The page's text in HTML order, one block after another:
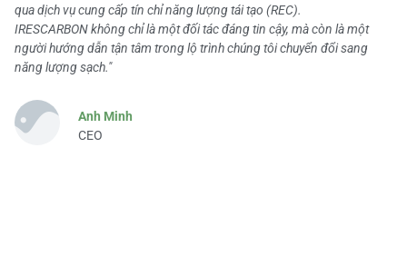
qua dịch vụ cung cấp tín chỉ năng lượng tái tạo (REC).
IRESCARBON không chỉ là một đối tác đáng tin cậy, mà còn là một
người hướng dẫn tận tâm trong lộ trình chúng tôi chuyển đổi sang
năng lượng sạch."
Anh Minh
CEO